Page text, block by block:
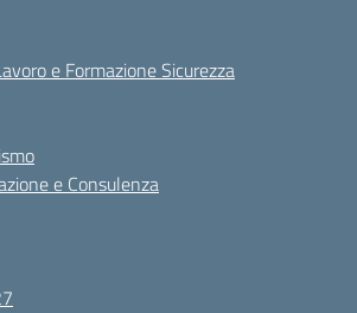
e Formazione Sicurezza
e Consulenza